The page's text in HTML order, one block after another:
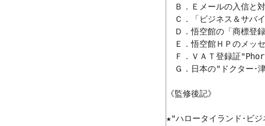
Ｂ．Ｅメールの入信と
Ｃ．「ビジネス＆サバ
Ｄ．悟空館の「商標登
Ｅ．悟空館ＨＰのメッ
Ｆ．ＶＡＴ登録証
Ｇ．日本の"ドクター･
《監修後記》
★"ハロータイランド･ビ